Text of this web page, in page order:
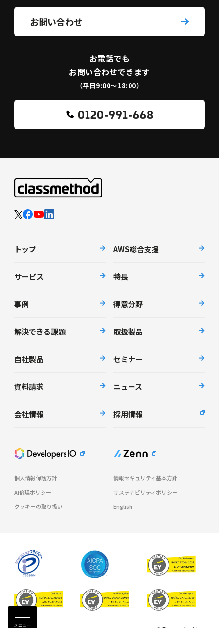
メニュー
お問い合わせ
お電話でも
お問い合わせできます
（平日9:00〜18:00）
0120-991-668
トップ AWS総合支援
サービス 特長
事例 得意分野
解決できる課題 取扱製品
自社製品 セミナー
資料請求 ニュース
会社情報 採用情報
個人情報保護方針
情報セキュリティ基本方針
AI倫理ポリシー
サステナビリティポリシー
クッキーの取り扱い
English